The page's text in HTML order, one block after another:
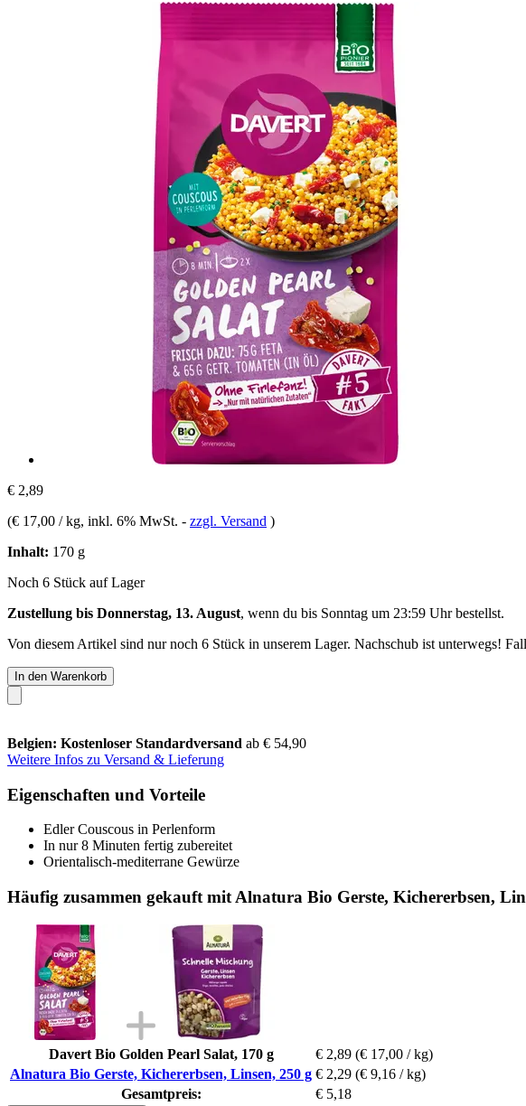
€ 2,89
(€ 17,00 / kg, inkl. 6% MwSt. - zzgl. Versand )
Inhalt: 170 g
Noch 6 Stück auf Lager
Zustellung bis Donnerstag, 13. August, wenn du bis Sonntag um 23:59 Uhrbestellst.
Von diesem Artikel sind nur noch 6 Stück in unserem Lager. Nachschub ist unterwegs!
In den Warenkorb
Belgien: Kostenloser Standardversand ab € 54,90
Weitere Infos zu Versand & Lieferung
Eigenschaften und Vorteile
Edler Couscous in Perlenform
In nur 8 Minuten fertig zubereitet
Orientalisch-mediterrane Gewürze
Häufig zusammen gekauft mit Alnatura Bio Gerste, Kichererbsen,
Davert Bio Golden Pearl Salat, 170 g € 2,89 (€ 17,00 / kg)
Alnatura Bio Gerste, Kichererbsen, Linsen, 250 g € 2,29 (€ 9,16 / kg)
Gesamtpreis:
€ 5,18